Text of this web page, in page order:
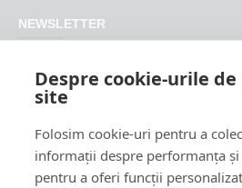
NEWSLETTER
FeederShop
CAPTCHA
Please complete the
Despre cookie-urile de
site
Folosim cookie-uri pentru a
informații despre performanța
pentru a oferi funcții